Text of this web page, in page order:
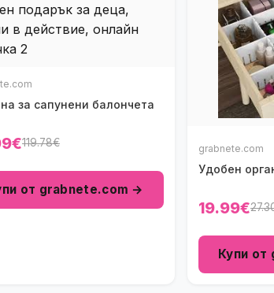
за сапунени балончета
119.78€
от grabnete.com →
grabnete.com
Удобен
19.99€
Купи от